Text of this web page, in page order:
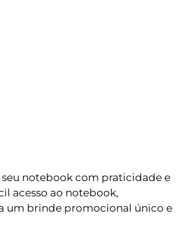
notebook com praticidade e
acesso ao notebook,
um brinde promocional único e